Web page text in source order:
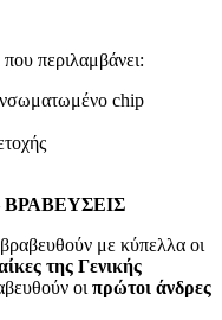
περιλαμβάνει:
chip
ΒΡΑΒΕΥΣΕΙΣ
με κύπελλα οι
της Γενικής
οι πρώτοι άνδρες